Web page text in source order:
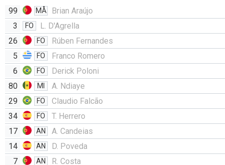
99 MÅ
Brian Araújo
3
FO
L. D'Agrella
26
FO
Rúben Fernandes
5
FO
Franco Romero
6
FO
Derick Poloni
80
MI
A. Ndiaye
29
FO
Claudio Falcão
34
FO
T. Herrero
17
AN
A. Candeias
14
AN
D. Poveda
7
AN R. Costa